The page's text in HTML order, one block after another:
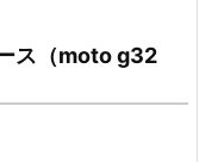
ス（moto g32